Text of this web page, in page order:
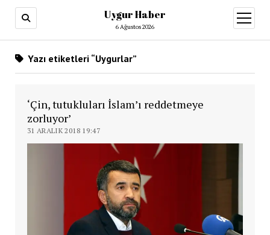
Uygur Haber
6 Ağustos 2026
aç
Yazı etiketleri “Uygurlar”
‘Çin, tutukluları İslam’ı reddetmeye
zorluyor’
31 ARALIK 2018 19:47